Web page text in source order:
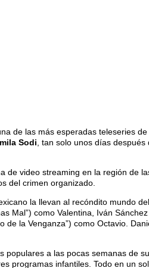
de las más esperadas teleseries
Sodi , tan solo unos días
video streaming en la región de
del crimen organizado.
la llevan al recóndito mundo
como Valentina, Iván Sánchez
de la Venganza”) como Octavio.
a las pocas semanas de
programas infantiles. Todo en un